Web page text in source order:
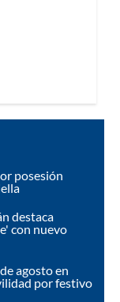
posesión
destaca
con nuevo
agosto en
por festivo